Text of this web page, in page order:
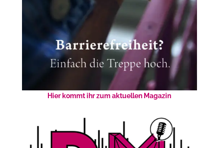
Hier kommt ihr zum aktuellen Magazin